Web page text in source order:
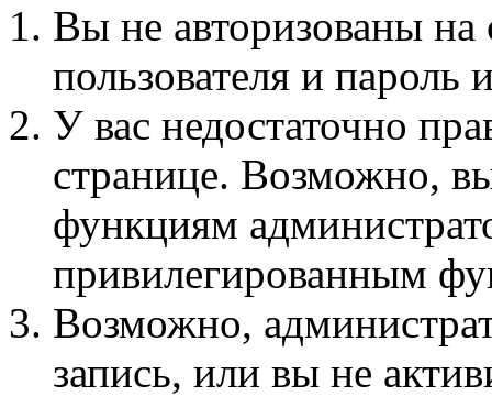
Вы не авторизованы на
пользователя и пароль
У вас недостаточно
странице. Возможно,
функциям
привилегированным
Возможно,
запись, или вы не